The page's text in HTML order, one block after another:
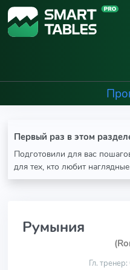
Первый раз в этом
Подготовили для вас
для тех, кто любит
Румыния
Гл.